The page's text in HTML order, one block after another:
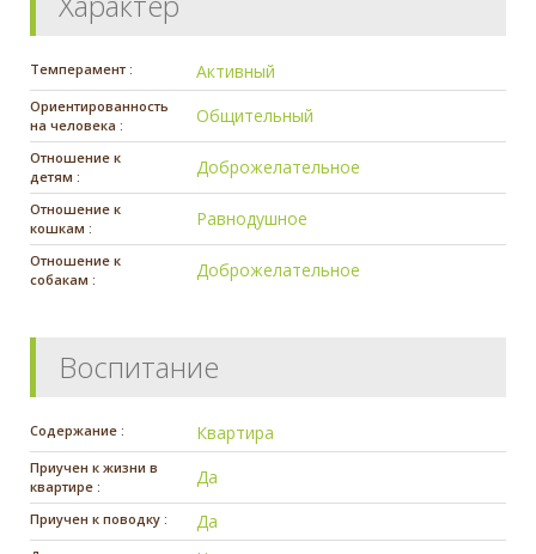
Темперамент : Активный
Ориентированность
на человека :
Общительный
Отношение к
детям :
Доброжелательное
Отношение к
кошкам :
Равнодушное
Отношение к
собакам :
Доброжелательное
Воспитание
Содержание : Квартира
Приучен к жизни в
квартире :
Да
Приучен к поводку : Да